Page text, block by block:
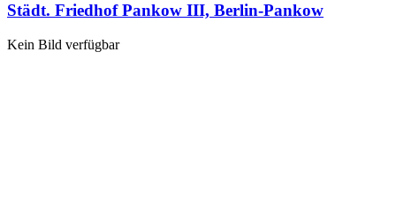
Städt. Friedhof Pankow III, Berlin-Pankow
Kein Bild verfügbar